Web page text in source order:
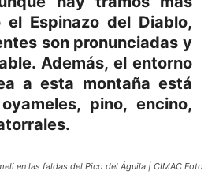
el Espinazo del Diablo,
son pronunciadas y
Además, el entorno
a esta montaña está
pino, encino,
en las faldas del Pico del Águila | CIMAC Foto